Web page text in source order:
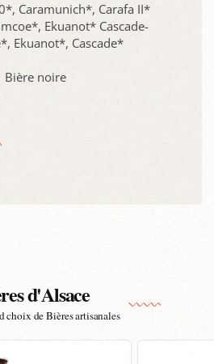
Caramunich*, Carafa II*
Ekuanot* Cascade-
Ekuanot*, Cascade*
Bière noire
d'Alsace
choix de Bières artisanales